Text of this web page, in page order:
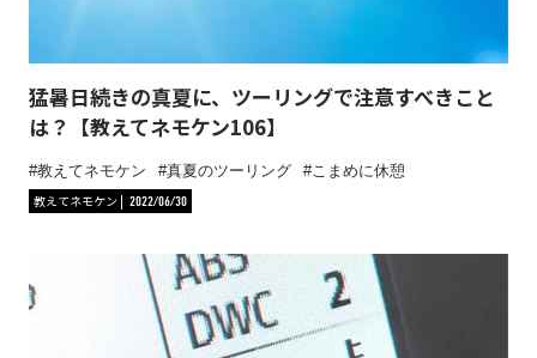
猛暑日続きの真夏に、ツーリングで注意すべきこと
は？【教えてネモケン106】
教えてネモケン 真夏のツーリング
こまめに休憩
教えてネモケン
2022/06/30